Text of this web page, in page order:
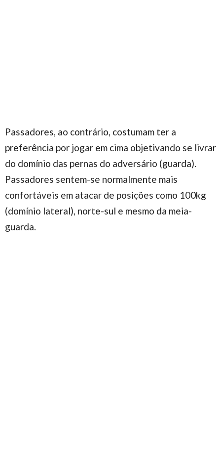
Passadores, ao contrário, costumam ter a
preferência por jogar em cima objetivando se livrar
do domínio das pernas do adversário (guarda).
Passadores sentem-se normalmente mais
confortáveis em atacar de posições como 100kg
(domínio lateral), norte-sul e mesmo da meia-
guarda.